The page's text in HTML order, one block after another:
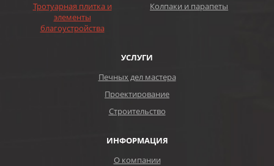
Тротуарная плитка и
элементы
благоустройства
Колпаки и парапеты
УСЛУГИ
Печных дел мастера
Проектирование
Строительство
ИНФОРМАЦИЯ
О компании